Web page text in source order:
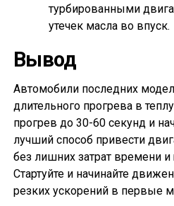
турбированными
утечек масла во впуск.
Вывод
Автомобили последних
длительного прогрева в
прогрев до 30-60 секунд и
лучший способ привести
без лишних затрат времени
Стартуйте и начинайте
резких ускорений в первые